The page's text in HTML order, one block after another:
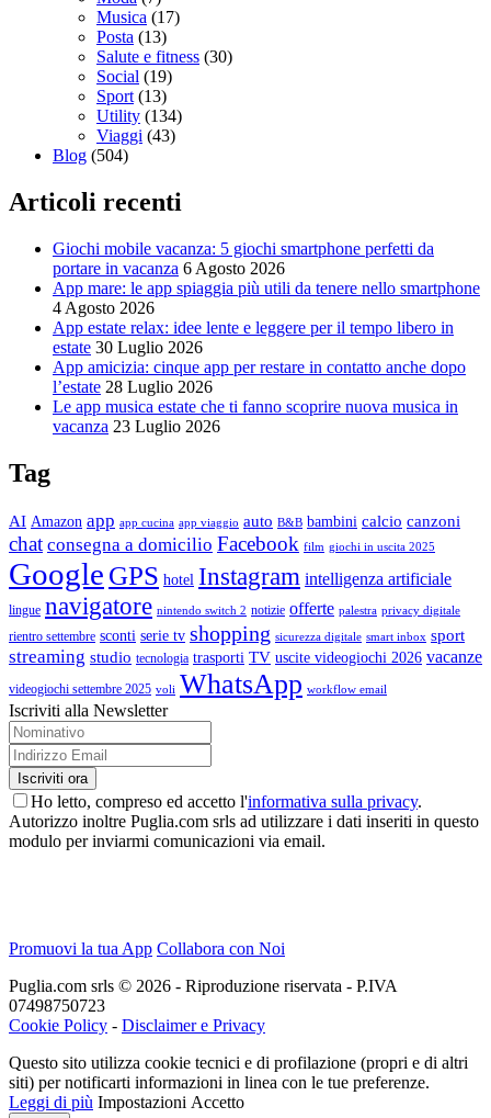
Musica (17)
Posta (13)
Salute e fitness (30)
Social (19)
Sport (13)
Utility (134)
Viaggi (43)
Blog (504)
Articoli recenti
Giochi mobile vacanza: 5 giochi smartphone perfetti da
portare in vacanza 6 Agosto 2026
App mare: le app spiaggia più utili da tenere nello smartphone
4 Agosto 2026
App estate relax: idee lente e leggere per il tempo libero in
estate 30 Luglio 2026
App amicizia: cinque app per restare in contatto anche dopo
l’estate 28 Luglio 2026
Le app musica estate che ti fanno scoprire nuova musica in
vacanza 23 Luglio 2026
Tag
AI Amazon app app cucina app viaggio auto B&B bambini calcio canzoni
chat consegna a domicilio Facebook film giochi in uscita 2025
Google GPS hotel Instagram intelligenza artificiale
lingue navigatore nintendo switch 2 notizie offerte palestra privacy digitale
rientro settembre sconti serie tv shopping sicurezza digitale smart inbox sport
streaming studio tecnologia trasporti TV uscite videogiochi 2026 vacanze
videogiochi settembre 2025 voli WhatsApp workflow email
Iscriviti alla Newsletter
Ho letto, compreso ed accetto l'informativa sulla privacy.
Autorizzo inoltre Puglia.com srls ad utilizzare i dati inseriti in questo
modulo per inviarmi comunicazioni via email.
Promuovi la tua App Collabora con Noi
Puglia.com srls © 2026 - Riproduzione riservata - P.IVA
07498750723
Cookie Policy - Disclaimer e Privacy
Questo sito utilizza cookie tecnici e di profilazione (propri e di altri
siti) per notificarti informazioni in linea con le tue preferenze.
Leggi di più Impostazioni Accetto